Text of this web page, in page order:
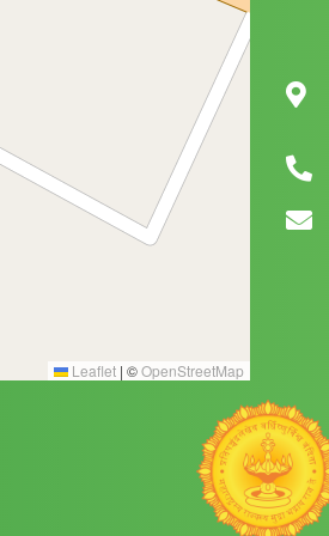
Leaflet | ©OpenStreetMap